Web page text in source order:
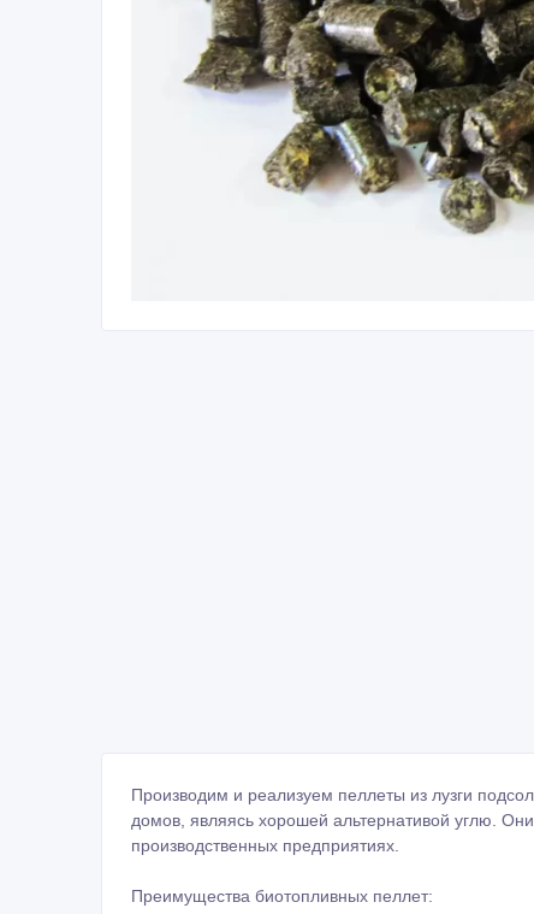
Производим и реализуем пеллеты из лузги
домов, являясь хорошей альтернативой углю.
производственных предприятиях.
Преимущества биотопливных пеллет: